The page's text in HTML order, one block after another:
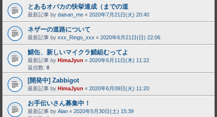
とあるオバカの快挙達成（までの道
最新記事 by daisan_me « 2020年7月21日(火) 20:40
ネザーの道路について
最新記事 by xxx_Ringo_xxx « 2020年6月21日(日) 22:06
鯖缶、新しいマイクラ鯖組むってよ
最新記事 by HimaJyun « 2020年6月11日(木) 11:22
返信数: 8
[開発中] Zabbigot
最新記事 by HimaJyun « 2020年6月09日(火) 11:20
お手伝いさん募集中！
最新記事 by Alan « 2020年5月30日(土) 15:39